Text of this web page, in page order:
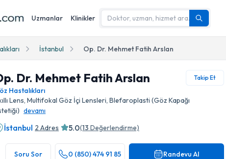
Uzmanlar Klinikler
İstanbul Op. Dr. Mehmet Fatih Arslan
Dr. Mehmet Fatih Arslan Takip Et
Hastalıkları
Lens, Multifokal Göz İçi Lensleri, Blefaroplasti (Göz Kapağı
devamı
İstanbul 2 Adres 5.0(13 Değerlendirme)
Soru Sor 0 (850) 474 91 85 Randevu Al